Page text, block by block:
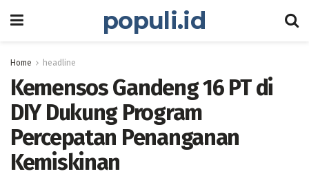
populi.id
Home headline
Kemensos Gandeng 16 PT di
DIY Dukung Program
Percepatan Penanganan
Kemiskinan